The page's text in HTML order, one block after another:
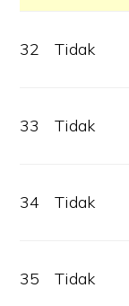
32 Tidak
33 Tidak
34 Tidak
35 Tidak